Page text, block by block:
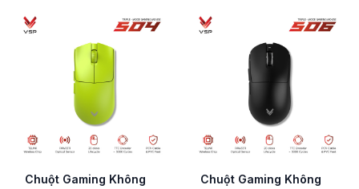
Chuột Gaming Không
Chuột Gaming Không